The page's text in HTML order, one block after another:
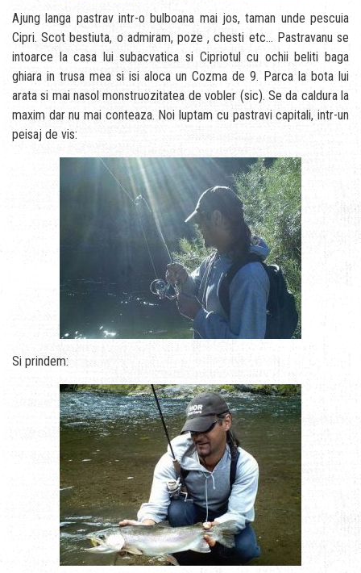
Ajung langa pastrav intr-o bulboana mai jos, taman unde pescuia
Cipri. Scot bestiuta, o admiram, poze , chesti etc… Pastravanu se
intoarce la casa lui subacvatica si Cipriotul cu ochii beliti baga
ghiara in trusa mea si isi aloca un Cozma de 9. Parca la bota lui
arata si mai nasol monstruozitatea de vobler (sic). Se da caldura la
maxim dar nu mai conteaza. Noi luptam cu pastravi capitali, intr-un
peisaj de vis:
Si prindem: